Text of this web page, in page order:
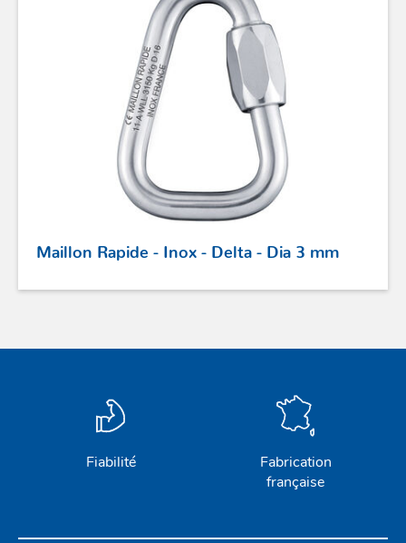
Maillon Rapide - Inox - Delta - Dia 3 mm
Fiabilité
Fabrication
française